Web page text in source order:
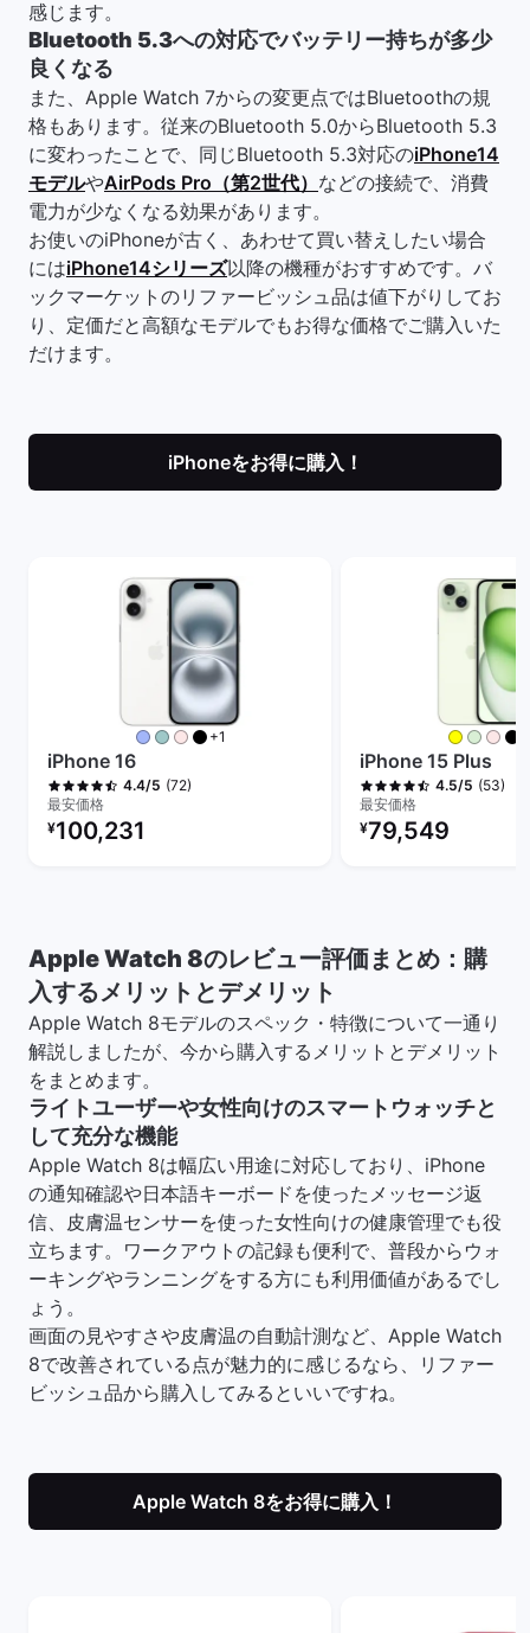
感じます。
Bluetooth 5.3への対応でバッテリー持ちが多少
良くなる
また、Apple Watch 7からの変更点ではBluetoothの規
格もあります。従来のBluetooth 5.0からBluetooth 5.3
に変わったことで、同じBluetooth 5.3対応のiPhone14
モデルやAirPods Pro（第2世代） などの接続で、消費
電力が少なくなる効果があります。
お使いのiPhoneが古く、あわせて買い替えしたい場合
にはiPhone14シリーズ以降の機種がおすすめです。バ
ックマーケットのリファービッシュ品は値下がりしてお
り、定価だと高額なモデルでもお得な価格でご購入いた
だけます。
iPhoneをお得に購入！
iPhone 16
4.4/5 (72)
最安価格
リファービッシュ品の価格：
¥100,231
+1
iPhone 15 Plus
4.5/5 (53)
最安価格
リファービッシュ品の
¥79,549
Apple Watch 8のレビュー評価まとめ：購
入するメリットとデメリット
Apple Watch 8モデルのスペック・特徴について一通り
解説しましたが、今から購入するメリットとデメリット
をまとめます。
ライトユーザーや女性向けのスマートウォッチと
して充分な機能
Apple Watch 8は幅広い用途に対応しており、iPhone
の通知確認や日本語キーボードを使ったメッセージ返
信、皮膚温センサーを使った女性向けの健康管理でも役
立ちます。ワークアウトの記録も便利で、普段からウォ
ーキングやランニングをする方にも利用価値があるでし
ょう。
画面の見やすさや皮膚温の自動計測など、Apple Watch
8で改善されている点が魅力的に感じるなら、リファー
ビッシュ品から購入してみるといいですね。
Apple Watch 8をお得に購入！